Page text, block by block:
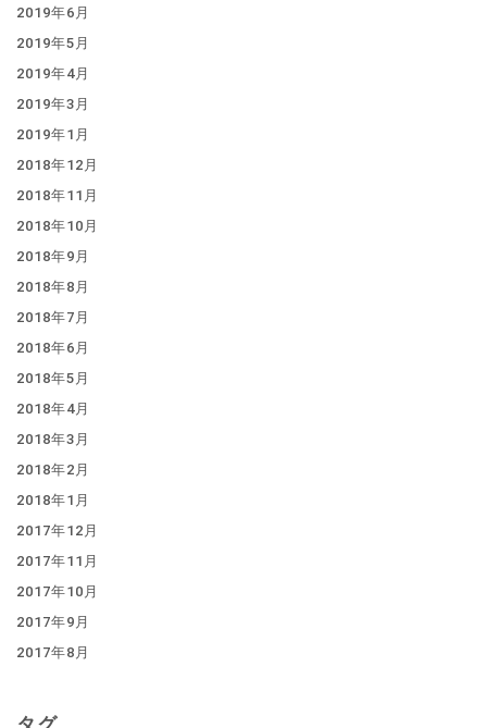
2019年6月
2019年5月
2019年4月
2019年3月
2019年1月
2018年12月
2018年11月
2018年10月
2018年9月
2018年8月
2018年7月
2018年6月
2018年5月
2018年4月
2018年3月
2018年2月
2018年1月
2017年12月
2017年11月
2017年10月
2017年9月
2017年8月